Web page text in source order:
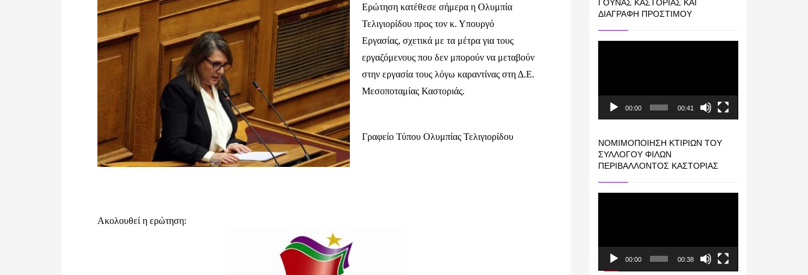
Ερώτηση κατέθεσε σήμερα η Ολυμπία
Τελιγιορίδου προς τον κ. Υπουργό
Εργασίας, σχετικά με τα μέτρα για τους
εργαζόμενους που δεν μπορούν να μεταβούν
στην εργασία τους λόγω καραντίνας στη Δ.Ε.
Μεσοποταμίας Καστοριάς.
Γραφείο Τύπου Ολυμπίας Τελιγιορίδου
Ακολουθεί η ερώτηση:
ΓΟΎΝΑΣ ΚΑΣΤΟΡΙΆΣ ΚΑΙ
ΔΙΑΓΡΑΦΉ ΠΡΟΣΤΊΜΟΥ
00:00 00:41
ΝΟΜΙΜΟΠΟΊΗΣΗ ΚΤΙΡΊΩΝ ΤΟΥ
ΣΥΛΛΌΓΟΥ ΦΊΛΩΝ
ΠΕΡΙΒΆΛΛΟΝΤΟΣ ΚΑΣΤΟΡΙΆΣ
00:00 00:38